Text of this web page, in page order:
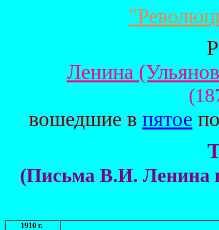
Ленина
вошедшие в пятое
(Письма В.И. Ленина
1910 г.